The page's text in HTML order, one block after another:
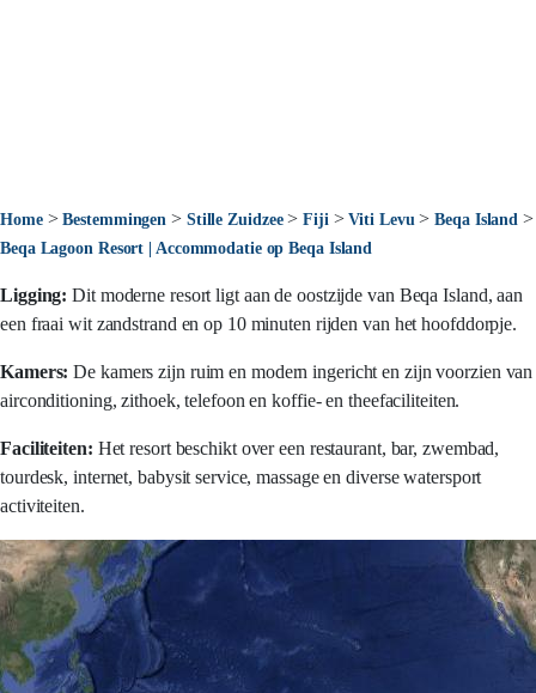
Home>Bestemmingen > Stille Zuidzee>Fiji >Viti Levu >Beqa Island >
Beqa Lagoon Resort | Accommodatie op Beqa Island
Ligging: Dit moderne resort ligt aan de oostzijde van Beqa Island, aan
een fraai wit zandstrand en op 10 minuten rijden van het hoofddorpje.
Kamers: De kamers zijn ruim en modern ingericht en zijn voorzien van
airconditioning, zithoek, telefoon en koffie- en theefaciliteiten.
Faciliteiten: Het resort beschikt over een restaurant, bar, zwembad,
tourdesk, internet, babysit service, massage en diverse watersport
activiteiten.